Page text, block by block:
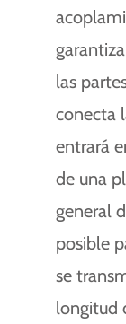
las
conecta
entrará
de una
general
posible
se
longitud